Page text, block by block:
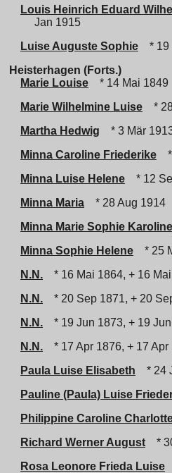
Louis Heinrich Eduard
Jan 1915
Luise Auguste Sophie
* 19
Heisterhagen (Forts.)
Marie Louise
* 14 Mai 1849
Marie Wilhelmine Luise
*
Martha Hedwig
* 3 Mär
Minna Caroline Friederike
Minna Luise Helene
* 12
Minna Maria
* 28 Aug 1914
Minna Marie Sophie Karoline
Minna Sophie Helene
* 25
N.N.
* 16 Mai 1864, + 16
N.N.
* 20 Sep 1871, + 20
N.N.
* 19 Jun 1873, + 19
N.N.
* 17 Apr 1876, + 17 Apr
Paula Luise Elisabeth
* 24
Pauline (Paula) Luise
Philippine Caroline
Richard Werner August
*
Rosa Leonore Frieda Luise